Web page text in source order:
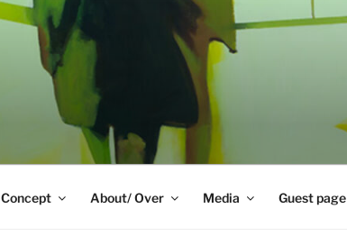
Concept About/ Over Media Guest page